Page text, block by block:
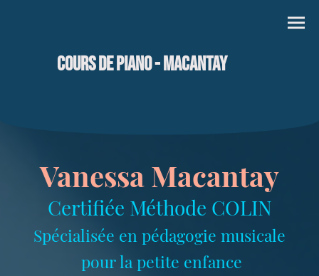
Cours de piano - MACANTAY
Vanessa Macantay
Certifiée Méthode COLIN
Spécialisée en pédagogie musicale
pour la petite enfance